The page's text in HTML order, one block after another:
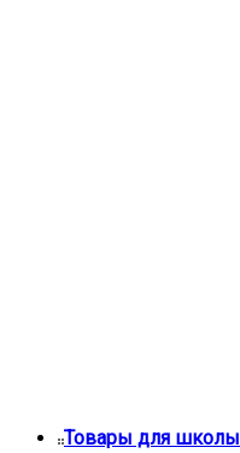
Товары для школы